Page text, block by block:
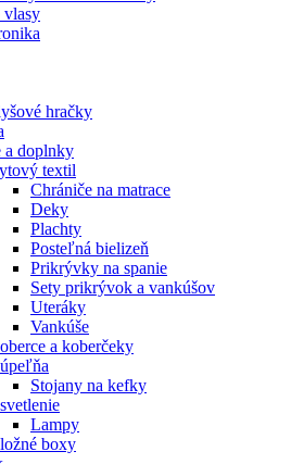
vlasy
hračky
a doplnky
textil
Chrániče na matrace
Deky
Plachty
Posteľná bielizeň
Prikrývky na spanie
Sety prikrývok a vankúšov
Uteráky
Vankúše
a koberčeky
Stojany na kefky
Lampy
boxy